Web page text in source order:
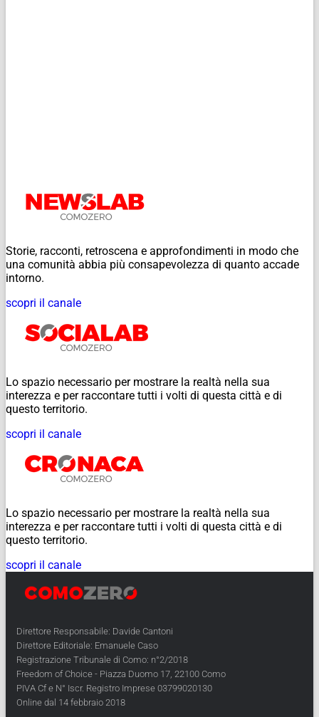
Storie, racconti, retroscena e approfondimenti in modo che
una comunità abbia più consapevolezza di quanto accade
intorno.
scopri il canale
Lo spazio necessario per mostrare la realtà nella sua
interezza e per raccontare tutti i volti di questa città e di
questo territorio.
scopri il canale
Lo spazio necessario per mostrare la realtà nella sua
interezza e per raccontare tutti i volti di questa città e di
questo territorio.
scopri il canale
Direttore Responsabile: Davide Cantoni
Direttore Editoriale: Emanuele Caso
Registrazione Tribunale di Como: n°2/2018
Freedom of Choice - Piazza Duomo 17, 22100 Como
PIVA Cf e N° Iscr. Registro Imprese 03799020130
Online dal 14 febbraio 2018